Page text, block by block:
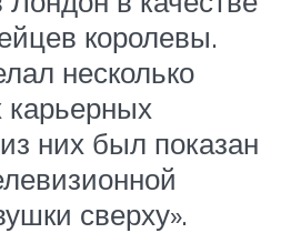
королевы.
несколько
карьерных
них был показан
сверху».